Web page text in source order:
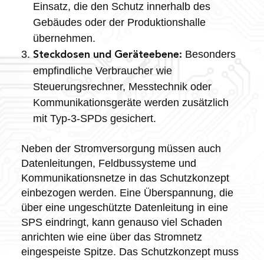
Einsatz, die den Schutz innerhalb des
Gebäudes oder der Produktionshalle
übernehmen.
Steckdosen und Geräteebene: Besonders
empfindliche Verbraucher wie
Steuerungsrechner, Messtechnik oder
Kommunikationsgeräte werden zusätzlich
mit Typ-3-SPDs gesichert.
Neben der Stromversorgung müssen auch
Datenleitungen, Feldbussysteme und
Kommunikationsnetze in das Schutzkonzept
einbezogen werden. Eine Überspannung, die
über eine ungeschützte Datenleitung in eine
SPS eindringt, kann genauso viel Schaden
anrichten wie eine über das Stromnetz
eingespeiste Spitze. Das Schutzkonzept muss